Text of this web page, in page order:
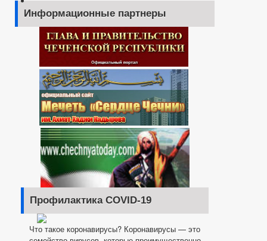
Информационные партнеры
Профилактика COVID-19
Что такое коронавирусы? Коронавирусы — это